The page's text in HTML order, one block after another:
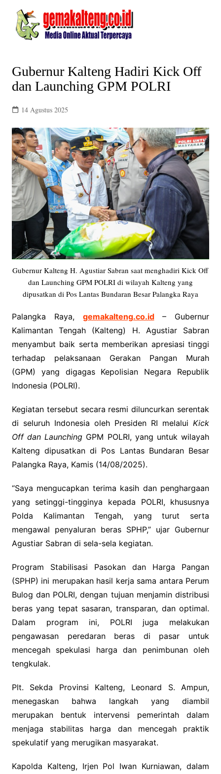
content
Gubernur Kalteng Hadiri Kick Off
dan Launching GPM POLRI
14 Agustus 2025
Gubernur Kalteng H. Agustiar Sabran saat menghadiri Kick Off
dan Launching GPM POLRI di wilayah Kalteng yang
dipusatkan di Pos Lantas Bundaran Besar Palangka Raya
Palangka Raya, gemakalteng.co.id– Gubernur
Kalimantan Tengah (Kalteng) H. Agustiar Sabran
menyambut baik serta memberikan apresiasi tinggi
terhadap pelaksanaan Gerakan Pangan Murah
(GPM) yang digagas Kepolisian Negara Republik
Indonesia (POLRI).
Kegiatan tersebut secara resmi diluncurkan serentak
di seluruh Indonesia oleh Presiden RI melalui Kick
Off dan Launching GPM POLRI, yang untuk wilayah
Kalteng dipusatkan di Pos Lantas Bundaran Besar
Palangka Raya, Kamis (14/08/2025).
“Saya mengucapkan terima kasih dan penghargaan
yang setinggi-tingginya kepada POLRI, khususnya
Polda Kalimantan Tengah, yang turut serta
mengawal penyaluran beras SPHP,” ujar Gubernur
Agustiar Sabran di sela-sela kegiatan.
Program Stabilisasi Pasokan dan Harga Pangan
(SPHP) ini merupakan hasil kerja sama antara Perum
Bulog dan POLRI, dengan tujuan menjamin distribusi
beras yang tepat sasaran, transparan, dan optimal.
Dalam program ini, POLRI juga melakukan
pengawasan peredaran beras di pasar untuk
mencegah spekulasi harga dan penimbunan oleh
tengkulak.
Plt. Sekda Provinsi Kalteng, Leonard S. Ampun,
menegaskan bahwa langkah yang diambil
merupakan bentuk intervensi pemerintah dalam
menjaga stabilitas harga dan mencegah praktik
spekulatif yang merugikan masyarakat.
Kapolda Kalteng, Irjen Pol Iwan Kurniawan, dalam